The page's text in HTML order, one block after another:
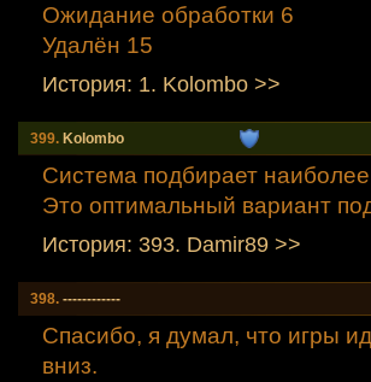
Ожидание обработки 6
Удалён 15
История: 1. Kolombo >>
399. Kolombo
Система подбирает
Это оптимальный вариант
История: 393. Damir89 >>
398. ------------
Спасибо, я думал, что игры
вниз.